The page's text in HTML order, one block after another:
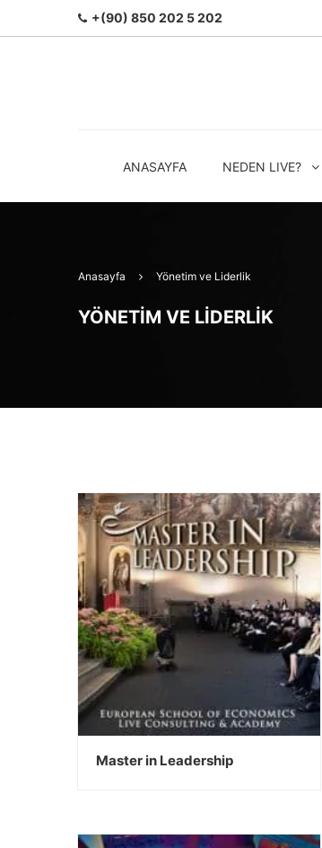
+(90) 850 202 5 202
ANASAYFA NEDEN LIVE?
Anasayfa Yönetim ve Liderlik
YÖNETIM VE LIDERLIK
Master in Leadership
DEVAMINI OKU